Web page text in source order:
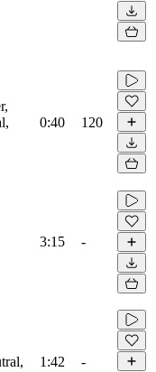
0:40 120
3:15 -
1:42 -